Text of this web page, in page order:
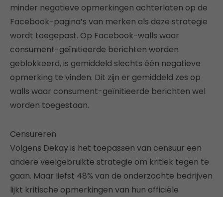
minder negatieve opmerkingen achterlaten op de
Facebook-pagina’s van merken als deze strategie
wordt toegepast. Op Facebook-walls waar
consument-geïnitieerde berichten worden
geblokkeerd, is gemiddeld slechts één negatieve
opmerking te vinden. Dit zijn er gemiddeld zes op
walls waar consument-geïnitieerde berichten wel
worden toegestaan.
Censureren
Volgens Dekay is het toepassen van censuur een
andere veelgebruikte strategie om kritiek tegen te
gaan. Maar liefst 48% van de onderzochte bedrijven
lijkt kritische opmerkingen van hun officiële